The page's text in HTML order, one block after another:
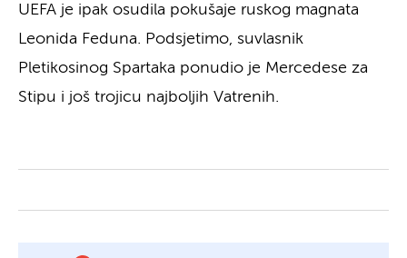
UEFA je ipak osudila pokušaje ruskog magnata
Leonida Feduna. Podsjetimo, suvlasnik
Pletikosinog Spartaka ponudio je Mercedese za
Stipu i još trojicu najboljih Vatrenih.